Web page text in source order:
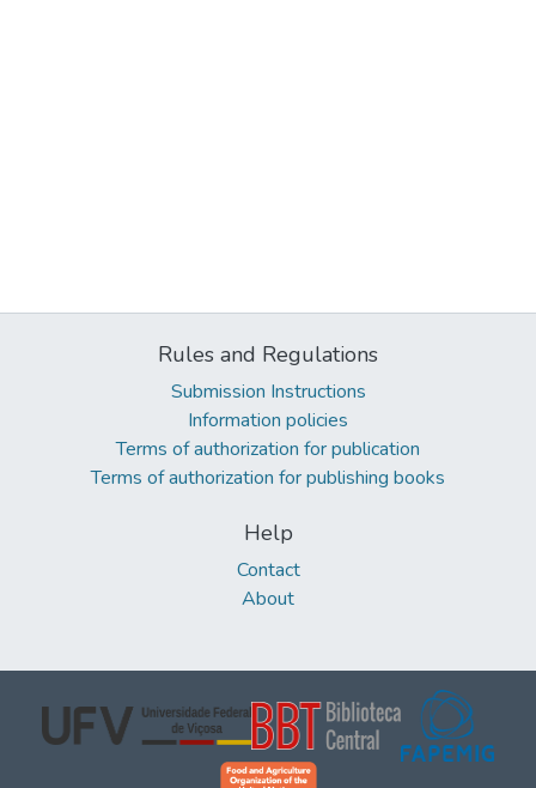
Rules and Regulations
Submission Instructions
Information policies
Terms of authorization for publication
Terms of authorization for publishing books
Help
Contact
About